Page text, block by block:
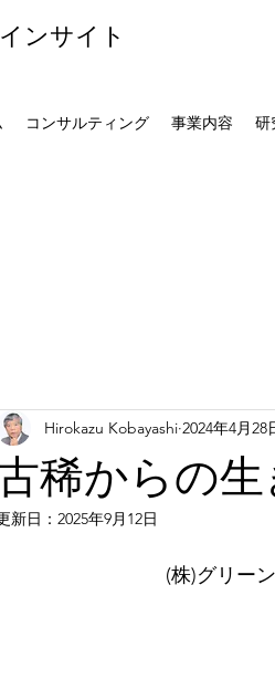
ンサイト
コンサルティング 事業内容 研
稀からの生
Hirokazu Kobayashi 2024年4月28
新日： 2025年9月12日
(株)グリー